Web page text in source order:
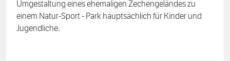
Umgestaltung eines ehemaligen Zechengeländes zu
einem Natur-Sport - Park hauptsächlich für Kinder und
Jugendliche.